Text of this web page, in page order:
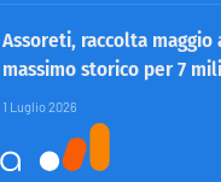
Assoreti, raccolta maggio
massimo storico per 7
1 Luglio 2026